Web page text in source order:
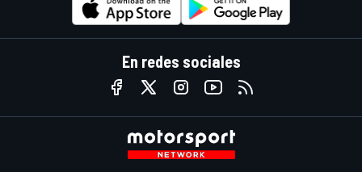
En redes sociales